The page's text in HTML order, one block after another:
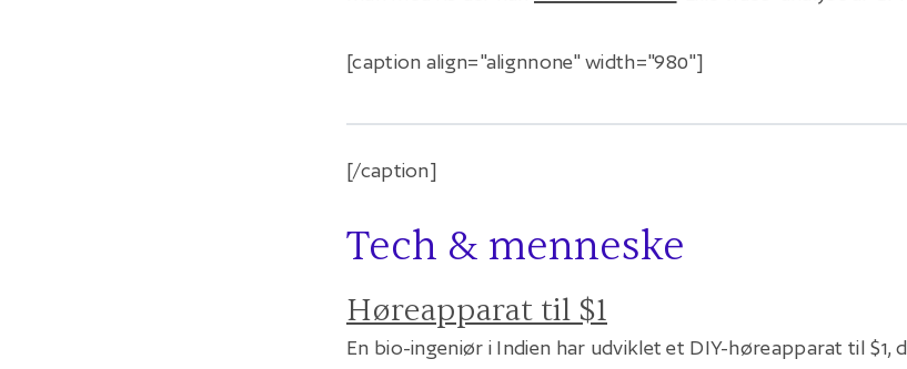
[caption align="alignnone" width="980"]
[/caption]
Tech & menneske
Høreapparat til $1
En bio-ingeniør i Indien har udviklet et DIY-høreapparat til $1,